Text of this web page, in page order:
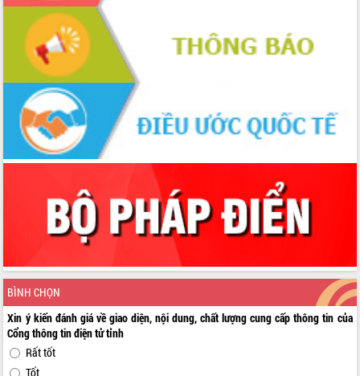
BÌNH CHỌN
Xin ý kiến đánh giá về giao diện, nội dung, chất lượng cung cấp thông tin của
Cổng thông tin điện tử tỉnh
Rất tốt
Tốt